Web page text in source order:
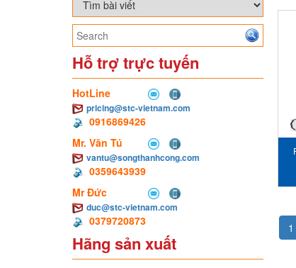
Hỗ trợ trực tuyến
HotLine
pricing@stc-vietnam.com
0916869426
Mr. Văn Tú
vantu@songthanhcong.com
0359643939
Mr Đức
duc@stc-vietnam.com
0379720873
Hãng sản xuất
1